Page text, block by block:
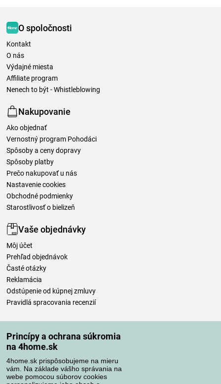
Princípy a ochrana súkromia
na 4home.sk
4home.sk prispôsobujeme na mieru
vám. Na základe vášho správania na
webe pomocou súborov cookies
O spoločnosti
Kontakt
O nás
Výdajné miesta
Affiliate program
Nenech to být - Whistleblowing
Nakupovanie
Ako objednať
Vernostný program Pohodáci
Spôsoby a ceny dopravy
Spôsoby platby
Prečo nakupovať u nás
Nastavenie cookies
Obchodné podmienky
Starostlivosť o bielizeň
Vaše objednávky
Môj účet
Prehľad objednávok
Časté otázky
Reklamácia
Odstúpenie od kúpnej zmluvy
Pravidlá spracovania recenzií
Spôsoby platby